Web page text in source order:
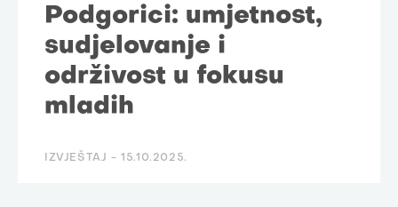
Podgorici: umjetnost,
sudjelovanje i
održivost u fokusu
mladih
IZVJEŠTAJ -15.10.2025.